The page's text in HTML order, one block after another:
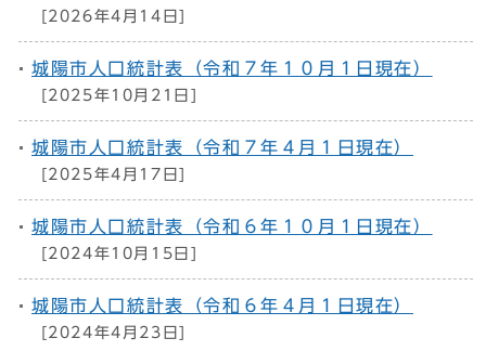
[2026年4月14日]
城陽市人口統計表（令和７年１０月１日現在）
[2025年10月21日]
城陽市人口統計表（令和７年４月１日現在）
[2025年4月17日]
城陽市人口統計表（令和６年１０月１日現在）
[2024年10月15日]
城陽市人口統計表（令和６年４月１日現在）
[2024年4月23日]